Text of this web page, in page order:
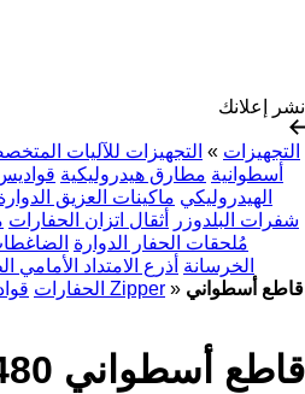
نشر إعلانك
التجهيزات » التجهيزات للآليات
أسطوانية مطارق هيدروليكية
الهيدروليكي ماكينات العزيق
شفرات البلدوزر
أثقال اتزان الحفارات
مُلحقات الحفار الدوارة
الخرسانة أذرع الامتداد الأمامي
الحفارات قواطع أسطوانية Zipper » قاطع أسطواني
قاطع أسطواني Zipper AZ480